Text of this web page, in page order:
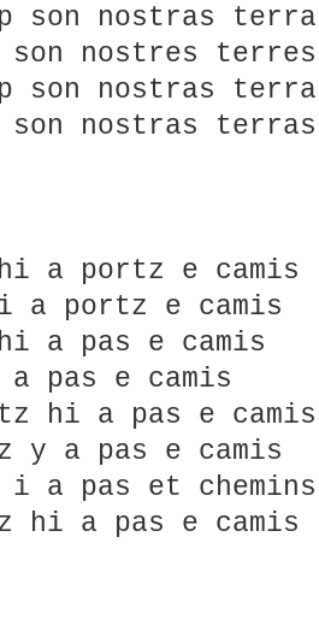
son nostras
nostres
son nostras
son nostras
a portz e camis
a portz e camis
a pas e camis
pas e camis
hi a pas e camis
y a pas e camis
a pas et chemins
hi a pas e camis